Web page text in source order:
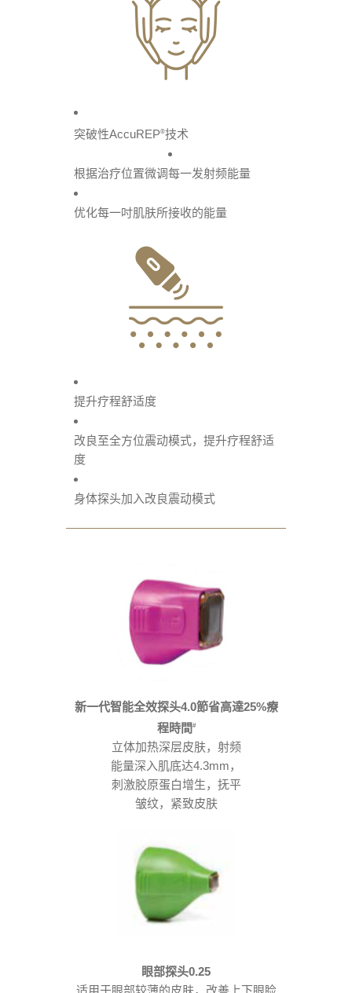
突破性AccuREP®技术
根据治疗位置微调每一发射频能量
优化每一吋肌肤所接收的能量
提升疗程舒适度
改良至全方位震动模式，提升疗程舒适
度
身体探头加入改良震动模式
新一代智能全效探头4.0節省高達25%療
程時間 #
立体加热深层皮肤，射频
能量深入肌底达4.3mm，
刺激胶原蛋白增生，抚平
皱纹，紧致皮肤
眼部探头0.25
适用于眼部较薄的皮肤，改善上下眼睑